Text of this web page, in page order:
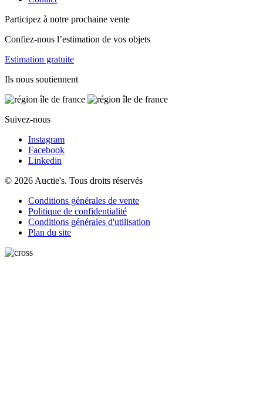
Participez à notre prochaine vente
Confiez-nous l’estimation de vos objets
Estimation gratuite
Ils nous soutiennent
Suivez-nous
Instagram
Facebook
Linkedin
© 2026 Auctie's. Tous droits réservés
Conditions générales de vente
Politique de confidentialité
Conditions générales d'utilisation
Plan du site